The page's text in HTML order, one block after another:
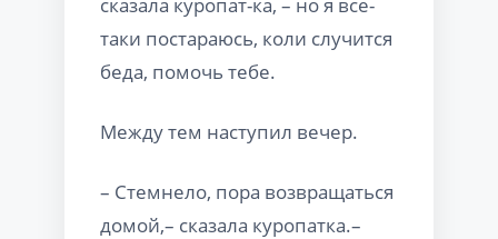
таки постараюсь, коли случится
беда, помочь тебе.
Между тем наступил вечер.
– Стемнело, пора возвращаться
домой,– сказала куропатка.–